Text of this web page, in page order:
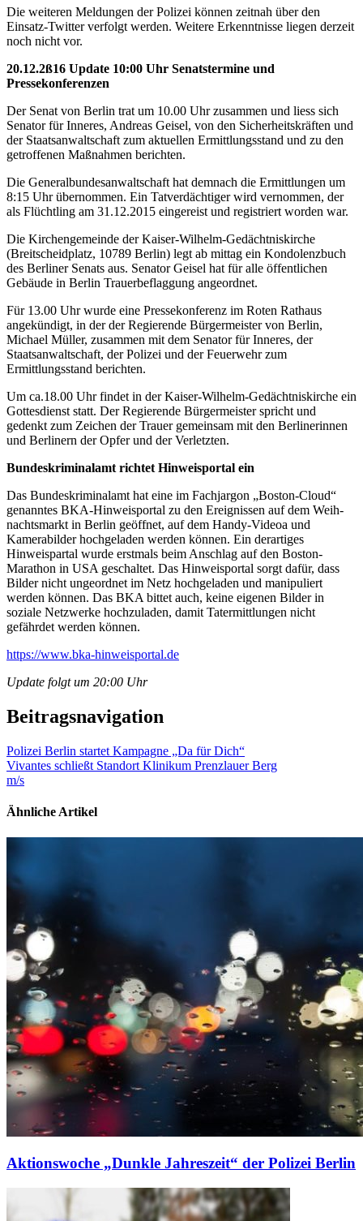
Die weiteren Meldungen der Polizei können zeitnah über den
Einsatz-Twitter verfolgt werden. Weitere Erkenntnisse liegen derzeit
noch nicht vor.
20.12.2ß16 Update 10:00 Uhr Senatstermine und
Pressekonferenzen
Der Senat von Berlin trat um 10.00 Uhr zusammen und liess sich
Senator für Inneres, Andreas Geisel, von den Sicherheitskräften und
der Staatsanwaltschaft zum aktuellen Ermittlungsstand und zu den
getroffenen Maßnahmen berichten.
Die Generalbundesanwaltschaft hat demnach die Ermittlungen um
8:15 Uhr übernommen. Ein Tatverdächtiger wird vernommen, der
als Flüchtling am 31.12.2015 eingereist und registriert worden war.
Die Kirchengemeinde der Kaiser-Wilhelm-Gedächtniskirche
(Breitscheidplatz, 10789 Berlin) legt ab mittag ein Kondolenzbuch
des Berliner Senats aus. Senator Geisel hat für alle öffentlichen
Gebäude in Berlin Trauerbeflaggung angeordnet.
Für 13.00 Uhr wurde eine Pressekonferenz im Roten Rathaus
angekündigt, in der der Regierende Bürgermeister von Berlin,
Michael Müller, zusammen mit dem Senator für Inneres, der
Staatsanwaltschaft, der Polizei und der Feuerwehr zum
Ermittlungsstand berichten.
Um ca.18.00 Uhr findet in der Kaiser-Wilhelm-Gedächtniskirche ein
Gottesdienst statt. Der Regierende Bürgermeister spricht und
gedenkt zum Zeichen der Trauer gemeinsam mit den Berlinerinnen
und Berlinern der Opfer und der Verletzten.
Bundeskriminalamt richtet Hinweisportal ein
Das Bundeskriminalamt hat eine im Fachjargon „Boston-Cloud“
genanntes BKA-Hinweisportal zu den Er­eig­nis­sen auf dem Weih­
nachts­markt in Ber­lin ge­öff­net, auf dem Handy-Videoa und
Kamerabilder hochgeladen werden können. Ein derartiges
Hinweispartal wurde erstmals beim Anschlag auf den Boston-
Marathon in USA geschaltet. Das Hinweisportal sorgt dafür, dass
Bilder nicht ungeordnet im Netz hochgeladen und manipuliert
werden können. Das BKA bittet auch, keine eigenen Bilder in
soziale Netzwerke hochzuladen, damit Tatermittlungen nicht
gefährdet werden können.
https://www.bka-hinweisportal.de
Update folgt um 20:00 Uhr
Beitragsnavigation
Polizei Berlin startet Kampagne „Da für Dich“
Vivantes schließt Standort Klinikum Prenzlauer Berg
m/s
Ähnliche Artikel
Aktionswoche „Dunkle Jahreszeit“ der Polizei Berlin